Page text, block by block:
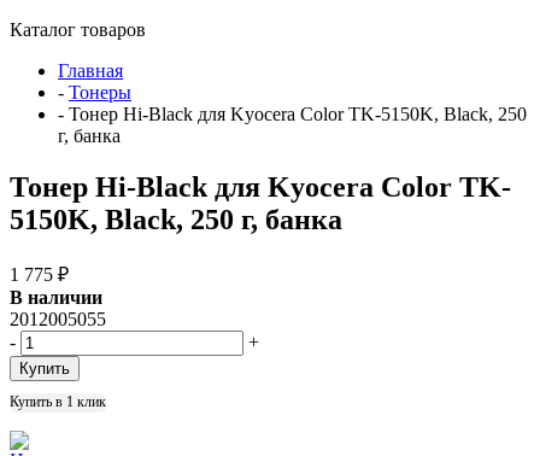
Каталог товаров
Главная
- Тонеры
- Тонер Hi-Black для Kyocera Color TK-5150K, Black, 250
г, банка
Тонер Hi-Black для Kyocera Color TK-
5150K, Black, 250 г, банка
1 775 ₽
В наличии
2012005055
-
+
Купить в 1 клик